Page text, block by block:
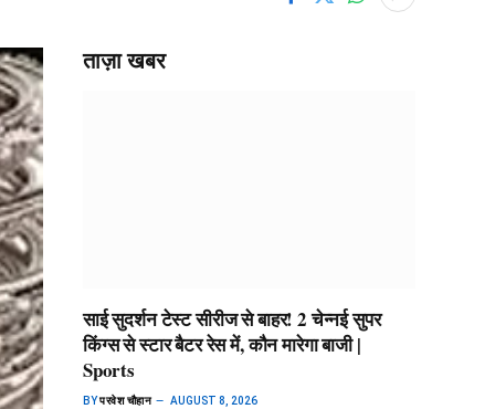
ताज़ा खबर
साई सुदर्शन टेस्ट सीरीज से बाहर! 2 चेन्नई सुपर
किंग्स से स्टार बैटर रेस में, कौन मारेगा बाजी |
Sports
BYपरवेश चौहान AUGUST 8, 2026